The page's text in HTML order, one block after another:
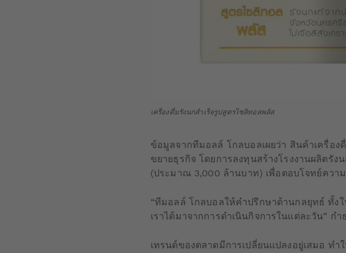
เครื่องดื่มรังนกสำเร็จรูปสูตรไซลิทอลพลัส
ข้อมูลจากทีมอลล์ โกลบอลเผยว่า สินค้าเครื่อ
ขยายธุรกิจ โดยการลงทุนสร้างโรงงานผลิตรั
(ประมาณ 3,000 ล้านบาท) เพื่อตอบโจทย์ควา
“ทีมอลล์ โกลบอลให้คำปรึกษาด้านกลยุทธ์ ทั้ง
เราได้มาจากการดำเนินกิจการในแต่ละวัน” กำ
เทรนด์ของตลาดมีการเปลี่ยนแปลงอยู่เสมอ ท